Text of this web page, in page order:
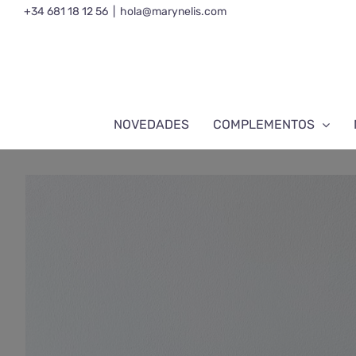
Saltar+34 681 18 12 56 hola@marynelis.com
NOVEDADES COMPLEMENTOS